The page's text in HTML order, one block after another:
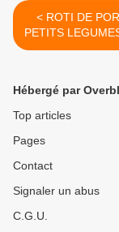
< ROTI DE PORC AUX
PETITS
Hébergé par
Top articles
Pages
Contact
Signaler un abus
C.G.U.